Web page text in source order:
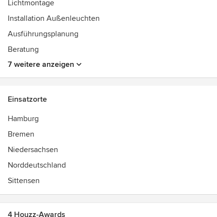
Lichtmontage
Installation Außenleuchten
Ausführungsplanung
Beratung
7 weitere anzeigen
Einsatzorte
Hamburg
Bremen
Niedersachsen
Norddeutschland
Sittensen
4 Houzz-Awards